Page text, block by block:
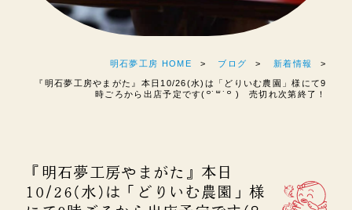
明石夢工房 HOME ブログ 新着情報
『明石夢工房やまがた』本日10/26(水)は「どりいむ農園」様にて9
時ごろから出店予定です(꒪˙꒳˙꒪ ) 売切れ次第終了！
『明石夢工房やまがた』本日
10/26(水)は「どりいむ農園」様